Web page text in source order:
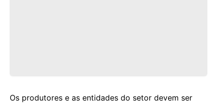
Os produtores e as entidades do setor devem ser